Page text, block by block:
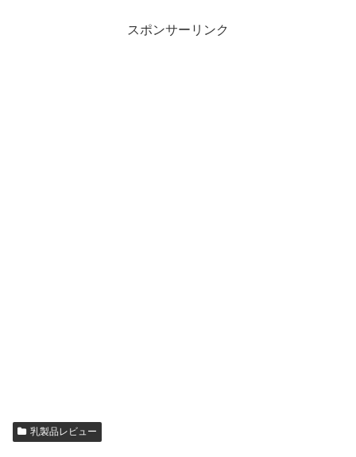
スポンサーリンク
乳製品レビュー